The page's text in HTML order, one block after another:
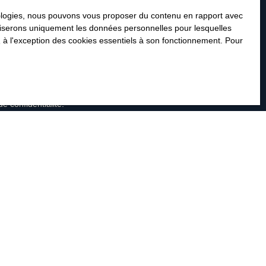
faire l'objet de prospection
démarchage téléphonique, prévu
adressé à :
confidentialité.
nous pouvons vous proposer du contenu en rapport avec
uniquement les données personnelles pour lesquelles
l'exception des cookies essentiels à son fonctionnement. Pour